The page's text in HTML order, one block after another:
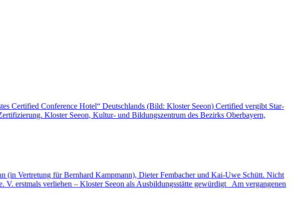
Certified Conference Hotel“ Deutschlands (Bild: Kloster Seeon) Certified vergibt Star-
Kloster Seeon, Kultur- und Bildungszentrum des Bezirks Oberbayern,
(in Vertretung für Bernhard Kampmann), Dieter Fembacher und Kai-Uwe Schütt. Nicht
erstmals verliehen – Kloster Seeon als Ausbildungsstätte gewürdigt Am vergangenen